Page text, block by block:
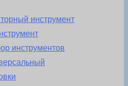
инструмент
инструментов